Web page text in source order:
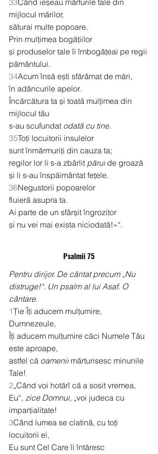
33Când ieșeau mărfurile tale din
mijlocul mărilor,
săturai multe popoare.
Prin mulțimea bogățiilor
și produselor tale îi îmbogățeai pe regii
pământului.
34Acum însă ești sfărâmat de mări,
în adâncurile apelor.
Încărcătura ta și toată mulțimea din
mijlocul tău
s-au scufundat odată cu tine.
35Toți locuitorii insulelor
sunt înmărmuriți din cauza ta;
regilor lor li s-a zbârlit părul de groază
și li s-au înspăimântat fețele.
36Negustorii popoarelor
fluieră asupra ta.
Ai parte de un sfârșit îngrozitor
și nu vei mai exista niciodată!»“.
Psalmii 75
Pentru dirijor. De cântat precum „Nu
distruge!“. Un psalm al lui Asaf. O
cântare.
1Ție Îți aducem mulțumire,
Dumnezeule,
Îți aducem mulțumire căci Numele Tău
este aproape,
astfel că oamenii mărturisesc minunile
Tale!
2„Când voi hotărî că a sosit vremea,
Eu“, zice Domnul, „voi judeca cu
imparțialitate!
3Când lumea se clatină, cu toți
locuitorii ei,
Eu sunt Cel Care îi întăresc